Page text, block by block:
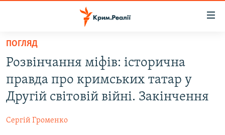
Перейти
основного
матеріалу
Перейти
до
основної
навігації
ВІДЕО ТА ФОТО
БЛОГИ
ПОГЛЯД
Розвінчання міфів: історична
правда про кримських татар у
Другій світовій війні. Закінчення
Сергій Громенко